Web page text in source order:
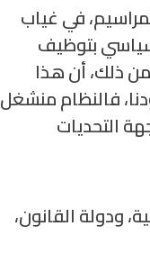
في غياب
بتوظيف
ذلك، أن هذا
فالنظام منشغل
التحديات
ودولة القانون،